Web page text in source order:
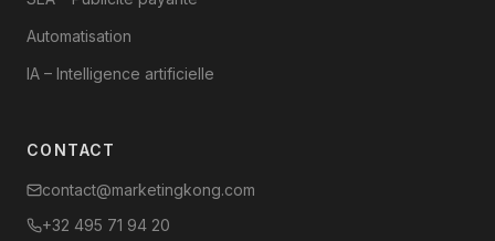
Automatisation
IA – Intelligence artificielle
CONTACT
contact@marketingkong.com
+32 495 71 94 20